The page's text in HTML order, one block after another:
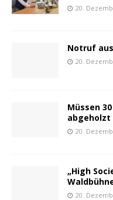
20.
Notruf
20.
Müssen
abgeholzt
20.
„High
20.